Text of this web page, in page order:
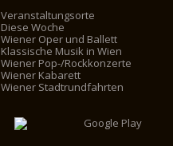
Veranstaltungsorte
Diese Woche
Wiener Oper und Ballett
Klassische Musik in Wien
Wiener Pop-/Rockkonzerte
Wiener Kabarett
Wiener Stadtrundfahrten